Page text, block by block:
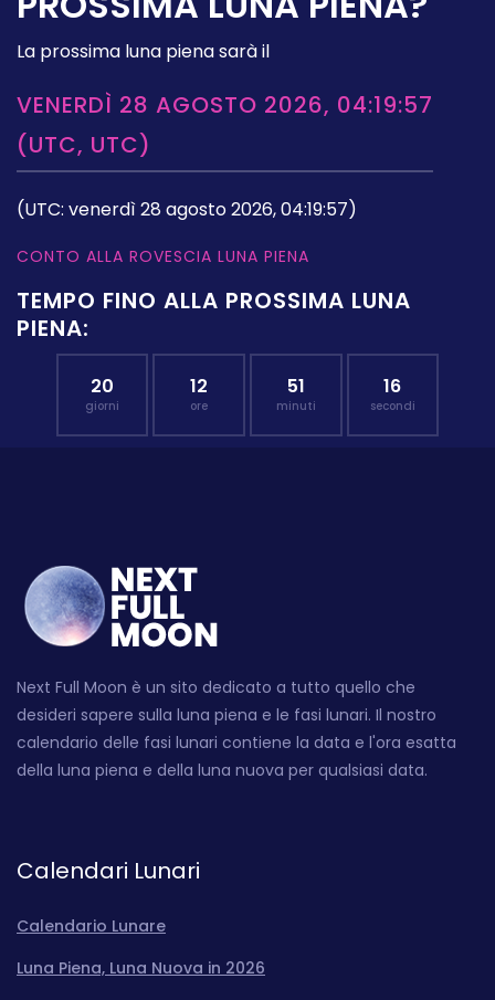
La prossima luna piena sarà il
VENERDÌ 28 AGOSTO 2026, 04:19:57
(UTC, UTC)
(UTC: venerdì 28 agosto 2026, 04:19:57)
CONTO ALLA ROVESCIA LUNA PIENA
TEMPO FINO ALLA PROSSIMA LUNA
PIENA:
20
giorni
12
ore
51
minuti
15
secondi
Next Full Moon è un sito dedicato a tutto quello che
desideri sapere sulla luna piena e le fasi lunari. Il nostro
calendario delle fasi lunari contiene la data e l'ora esatta
della luna piena e della luna nuova per qualsiasi data.
Calendari Lunari
Calendario Lunare
Luna Piena, Luna Nuova in 2026